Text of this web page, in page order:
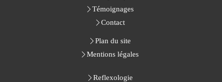
Témoignages
Contact
Plan du site
Mentions légales
Reflexologie